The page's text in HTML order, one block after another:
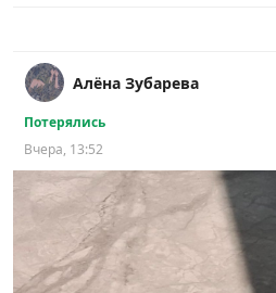
Алёна Зубарева
Потерялись
Вчера, 13:52